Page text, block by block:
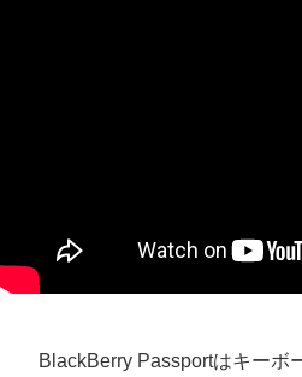
BlackBerry Passportはキーボ